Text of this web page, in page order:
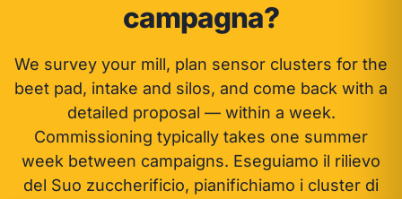
campagna?
We survey your mill, plan sensor clusters for the
beet pad, intake and silos, and come back with a
detailed proposal — within a week.
Commissioning typically takes one summer
week between campaigns. Eseguiamo il rilievo
del Suo zuccherificio, pianifichiamo i cluster di